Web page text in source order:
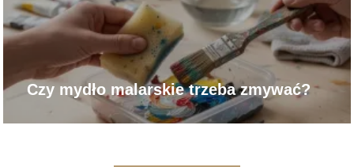
Czy mydło malarskie trzeba zmywać?